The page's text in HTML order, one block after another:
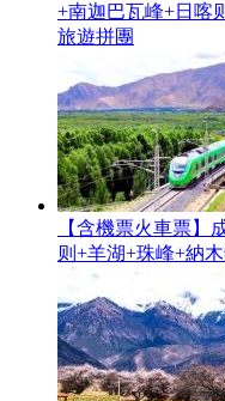
+南迦巴瓦峰+日喀
旅遊拼團
【含機票火車票】
则+羊湖+珠峰+納